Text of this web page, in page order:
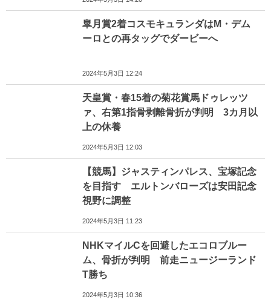
皐月賞2着コスモキュランダはM・デム
ーロとの再タッグでダービーへ
2024年5月3日 12:24
天皇賞・春15着の菊花賞馬ドゥレッツ
ァ、右第1指骨剥離骨折が判明 3カ月以
上の休養
2024年5月3日 12:03
【競馬】ジャスティンパレス、宝塚記念
を目指す エルトンバローズは安田記念
視野に調整
2024年5月3日 11:23
NHKマイルCを回避したエコロブルー
ム、骨折が判明 前走ニュージーランド
T勝ち
2024年5月3日 10:36